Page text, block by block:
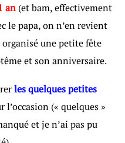
an (et bam, effectivement
le papa, on n’en revient
une petite fête
et son anniversaire.
les quelques petites
l’occasion (« quelques »
et je n’ai pas pu